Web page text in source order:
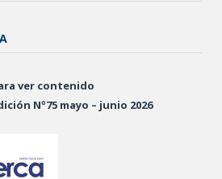
ver contenido
Nº75 mayo – junio 2026